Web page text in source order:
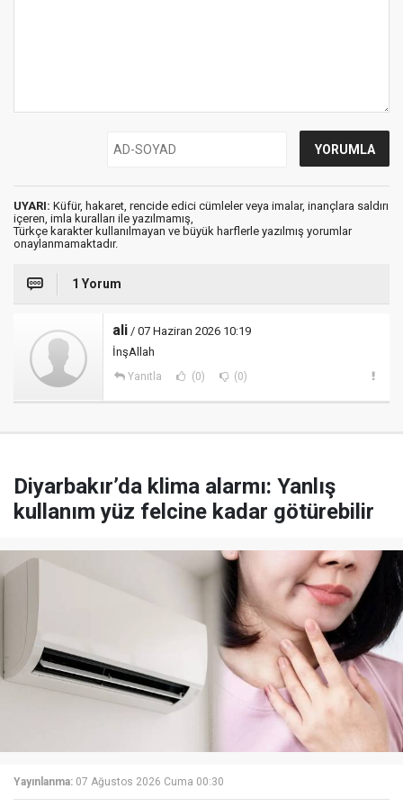
UYARI: Küfür, hakaret, rencide edici cümleler veya imalar, inançlara saldırı
içeren, imla kuralları ile yazılmamış,
Türkçe karakter kullanılmayan ve büyük harflerle yazılmış yorumlar
onaylanmamaktadır.
1 Yorum
ali / 07 Haziran 2026 10:19
İnşAllah
Yanıtla (0) (0)
Diyarbakır’da klima alarmı: Yanlış
kullanım yüz felcine kadar götürebilir
Yayınlanma: 07 Ağustos 2026 Cuma 00:30